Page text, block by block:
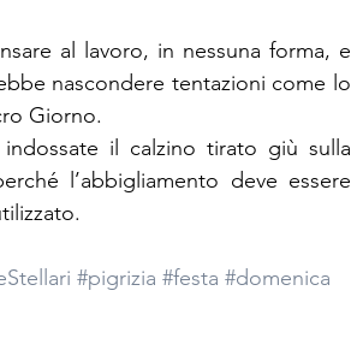
al lavoro, in nessuna forma, e
nascondere tentazioni come lo
Giorno.
il calzino tirato giù sulla
l’abbigliamento deve essere
#pigrizia #festa #domenica